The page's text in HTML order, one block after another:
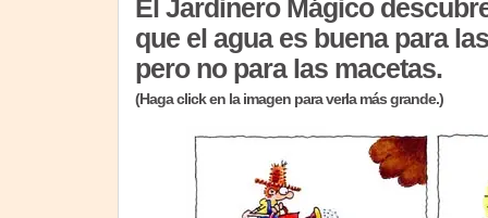
El Jardinero Mágico
que el agua es buena para
pero no para las macetas.
(Haga click en la imagen para verla más grande.)